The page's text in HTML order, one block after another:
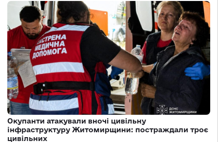
Окупанти атакували вночі цивільну
інфраструктуру Житомирщини: постраждали троє
цивільних